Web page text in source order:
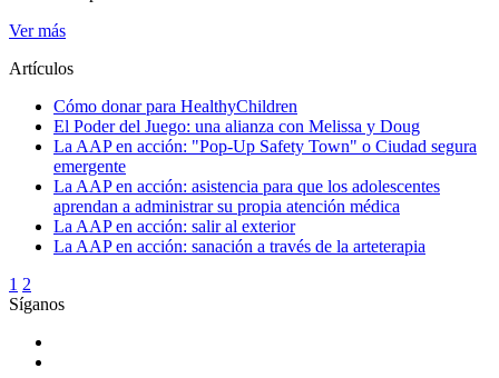
Ver más
Artículos
Cómo donar para HealthyChildren
El Poder del Juego: una alianza con Melissa y Doug
La AAP en acción: "Pop-Up Safety Town" o Ciudad segura
emergente
La AAP en acción: asistencia para que los adolescentes
aprendan a administrar su propia atención médica
La AAP en acción: salir al exterior
La AAP en acción: sanación a través de la arteterapia
1 2
Síganos